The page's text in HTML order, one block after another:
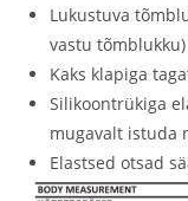
Lukustuva
vastu tõmblukku)
Kaks klapiga
Silikoontrükiga
mugavalt istuda
Elastsed otsad